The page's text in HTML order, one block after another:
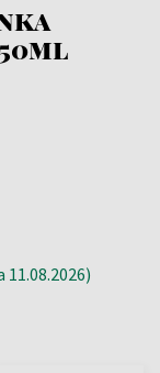
11.08.2026)